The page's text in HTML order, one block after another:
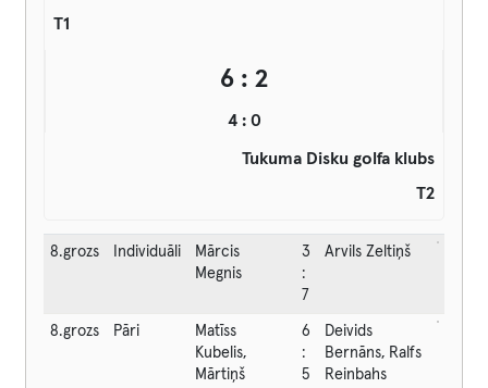
T1
6 : 2
4 : 0
Tukuma Disku golfa klubs
T2
8.grozs Individuāli
Mārcis
Megnis
3
:
7
Arvils Zeltiņš
8.grozs Pāri
Matīss
Kubelis,
Mārtiņš
6
:
5
Deivids
Bernāns, Ralfs
Reinbahs